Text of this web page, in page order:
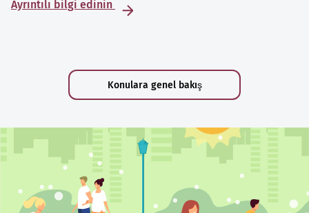
Ayrıntılı bilgi edinin
Konulara genel bakış